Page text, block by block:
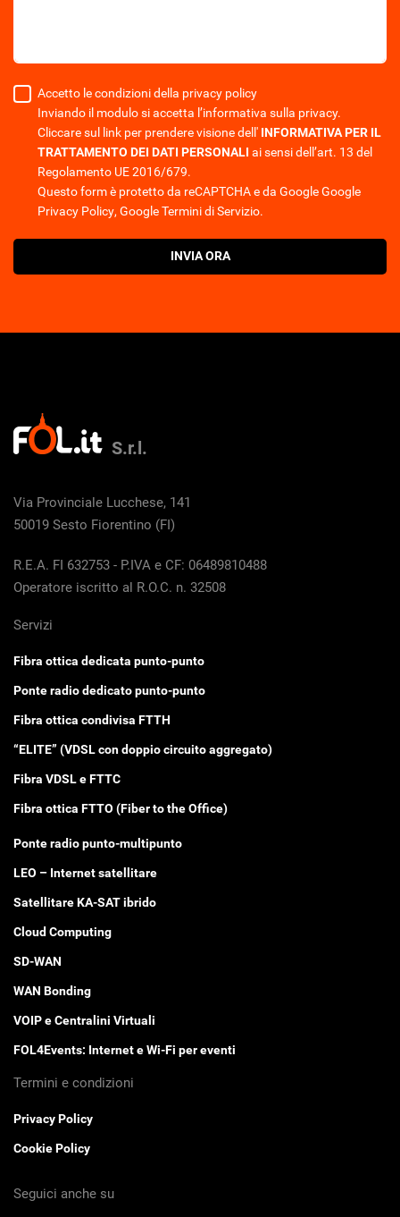
Accetto le condizioni della privacy policy
Inviando il modulo si accetta l’informativa sulla privacy.
Cliccare sul link per prendere visione dell' INFORMATIVA PER IL
TRATTAMENTO DEI DATI PERSONALI ai sensi dell’art. 13 del
Regolamento UE 2016/679.
Questo form è protetto da reCAPTCHA e da GoogleGoogle
Privacy Policy,Google Termini di Servizio.
INVIA ORA
S.r.l.
Via Provinciale Lucchese, 141
50019 Sesto Fiorentino (FI)
R.E.A. FI 632753 - P.IVA e CF: 06489810488
Operatore iscritto al R.O.C. n. 32508
Servizi
Fibra ottica dedicata punto-punto
Ponte radio dedicato punto-punto
Fibra ottica condivisa FTTH
“ELITE” (VDSL con doppio circuito aggregato)
Fibra VDSL e FTTC
Fibra ottica FTTO (Fiber to the Office)
Ponte radio punto-multipunto
LEO – Internet satellitare
Satellitare KA-SAT ibrido
Cloud Computing
SD-WAN
WAN Bonding
VOIP e Centralini Virtuali
FOL4Events: Internet e Wi-Fi per eventi
Termini e condizioni
Privacy Policy
Cookie Policy
Seguici anche su